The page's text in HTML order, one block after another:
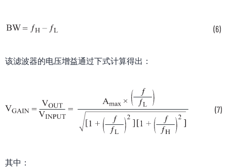
该滤波器的电压增益通过下式计算得出：
其中：